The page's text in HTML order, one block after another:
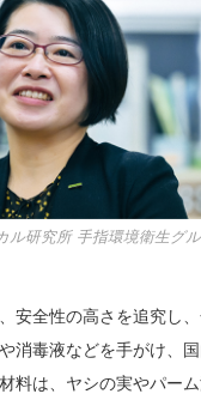
ル研究所 手指環境衛生グ
安全性の高さを追究し
消毒液などを手がけ、
料は、ヤシの実やパー